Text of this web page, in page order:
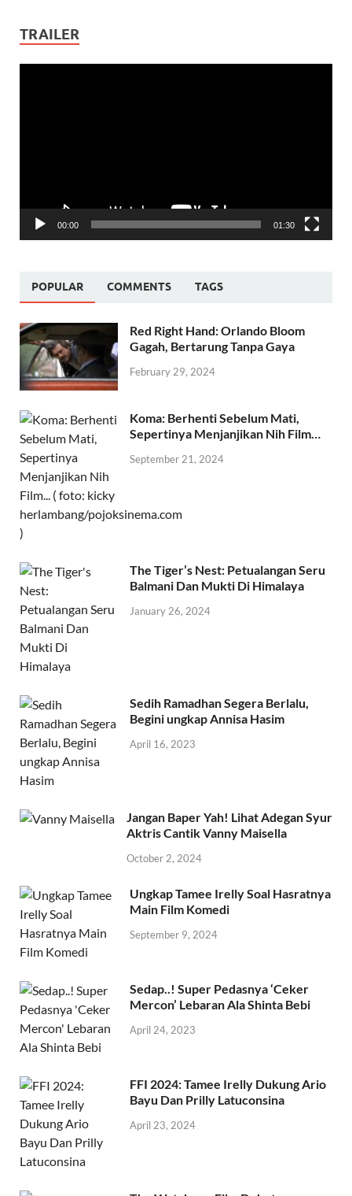
TRAILER
00:00 01:30
POPULAR COMMENTS TAGS
Red Right Hand: Orlando Bloom
Gagah, Bertarung Tanpa Gaya
February 29, 2024
Koma: Berhenti Sebelum Mati,
Sepertinya Menjanjikan Nih Film…
September 21, 2024
The Tiger’s Nest: Petualangan Seru
Balmani Dan Mukti Di Himalaya
January 26, 2024
Sedih Ramadhan Segera Berlalu,
Begini ungkap Annisa Hasim
April 16, 2023
Jangan Baper Yah! Lihat Adegan Syur
Aktris Cantik Vanny Maisella
October 2, 2024
Ungkap Tamee Irelly Soal Hasratnya
Main Film Komedi
September 9, 2024
Sedap..! Super Pedasnya ‘Ceker
Mercon’ Lebaran Ala Shinta Bebi
April 24, 2023
FFI 2024: Tamee Irelly Dukung Ario
Bayu Dan Prilly Latuconsina
April 23, 2024